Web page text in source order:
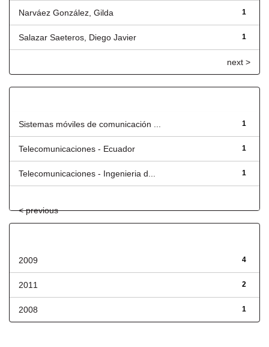
1
Narváez González, Gilda
1
Salazar Saeteros, Diego Javier
next >
1
Sistemas móviles de comunicación ...
1
Telecomunicaciones - Ecuador
1
Telecomunicaciones - Ingenieria d...
< previous
4
2009
2
2011
1
2008